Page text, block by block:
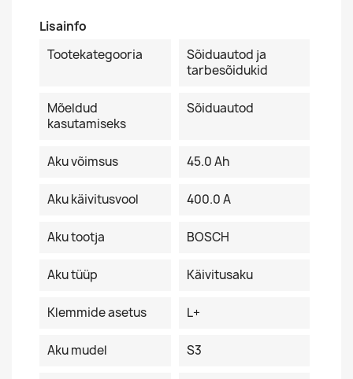
Lisainfo
Tootekategooria
Sõiduautod ja
tarbesõidukid
Mõeldud
kasutamiseks
Sõiduautod
Aku võimsus 45.0 Ah
Aku käivitusvool 400.0 A
Aku tootja BOSCH
Aku tüüp Käivitusaku
Klemmide asetus L+
Aku mudel S3